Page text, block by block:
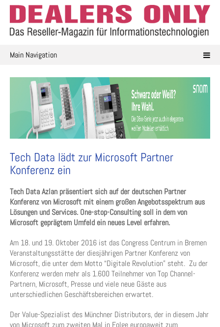
Skip
content
Main Navigation
Tech Data lädt zur Microsoft Partner
Konferenz ein
Tech Data Azlan präsentiert sich auf der deutschen Partner
Konferenz von Microsoft mit einem großen Angebotsspektrum aus
Lösungen und Services. One-stop-Consulting soll in dem von
Microsoft geprägtem Umfeld ein neues Level erfahren.
Am 18. und 19. Oktober 2016 ist das Congress Centrum in Bremen
Veranstaltungsstätte der diesjährigen Partner Konferenz von
Microsoft, die unter dem Motto “Digitale Revolution” steht. Zu der
Konferenz werden mehr als 1.600 Teilnehmer von Top Channel-
Partnern, Microsoft, Presse und viele neue Gäste aus
unterschiedlichen Geschäftsbereichen erwartet.
Der Value-Spezialist des Münchner Distributors, der in diesem Jahr
von Microsoft zum zweiten Mal in Folge europaweit zum